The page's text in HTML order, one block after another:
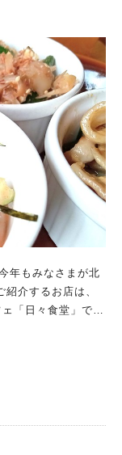
年もみなさまが北
「日々食堂」で